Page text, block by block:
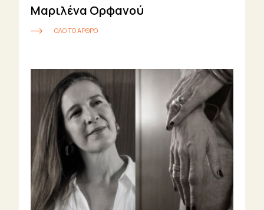
Enter/Exit
Θείτσες
Little
Ζώα
Φυτά
Πράγματα
Ζώδια
Urban
Travelling
UrBook
Μαριλένα Ορφανού
ΟΛΟ ΤΟ ΑΡΘΡΟ